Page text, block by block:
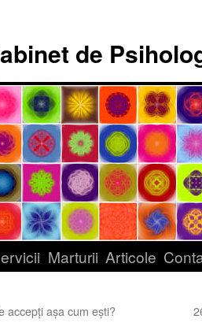
de
Marturii Articole
accepţi aşa cum eşti?